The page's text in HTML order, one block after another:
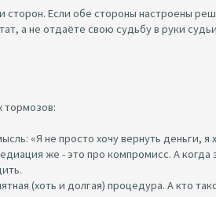
сторон. Если обе стороны настроены
а не отдаёте свою судьбу в руки
тормозов:
«Я не просто хочу вернуть деньги, я
же - это про компромисс. А когда
(хоть и долгая) процедура. А кто